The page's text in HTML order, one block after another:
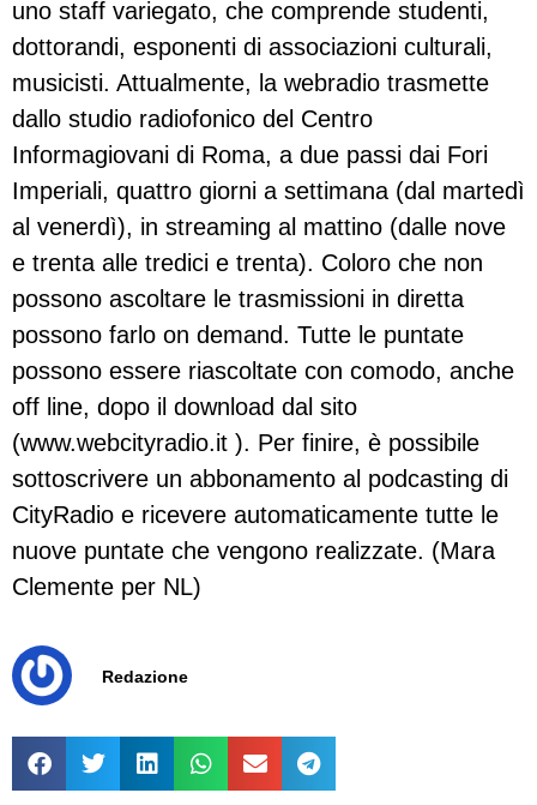
uno staff variegato, che comprende studenti,
dottorandi, esponenti di associazioni culturali,
musicisti. Attualmente, la webradio trasmette
dallo studio radiofonico del Centro
Informagiovani di Roma, a due passi dai Fori
Imperiali, quattro giorni a settimana (dal martedì
al venerdì), in streaming al mattino (dalle nove
e trenta alle tredici e trenta). Coloro che non
possono ascoltare le trasmissioni in diretta
possono farlo on demand. Tutte le puntate
possono essere riascoltate con comodo, anche
off line, dopo il download dal sito
(www.webcityradio.it ). Per finire, è possibile
sottoscrivere un abbonamento al podcasting di
CityRadio e ricevere automaticamente tutte le
nuove puntate che vengono realizzate. (Mara
Clemente per NL)
Redazione